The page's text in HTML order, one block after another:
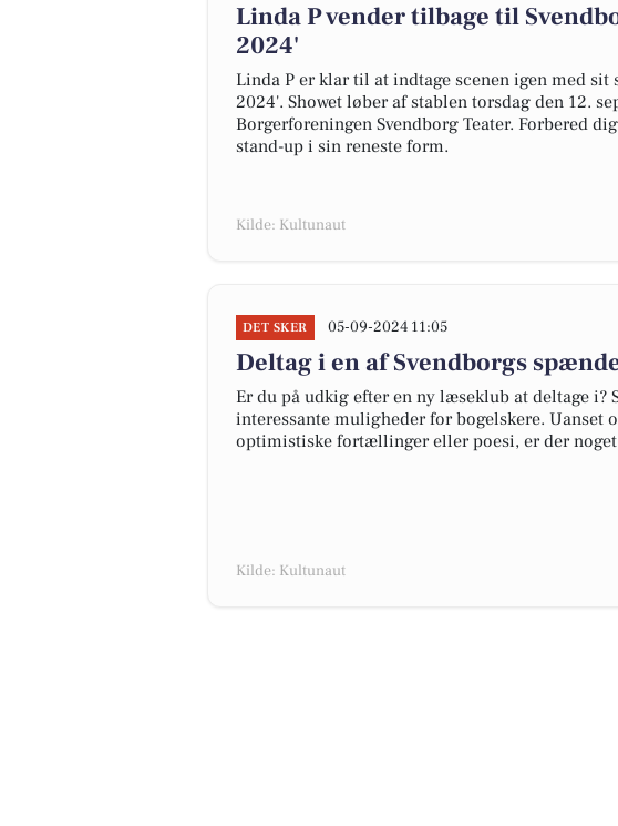
Linda P vender tilbage til
2024'
Linda P er klar til at indtage scenen igen med sit
2024'. Showet løber af stablen torsdag den 12.
Borgerforeningen Svendborg Teater. Forbered
stand-up i sin reneste form.
Kilde: Kultunaut
DET SKER 05-09-2024 11:05
Deltag i en af Svendborgs
Er du på udkig efter en ny læseklub at deltage i?
interessante muligheder for bogelskere.
optimistiske fortællinger eller poesi, er der noget
Kilde: Kultunaut